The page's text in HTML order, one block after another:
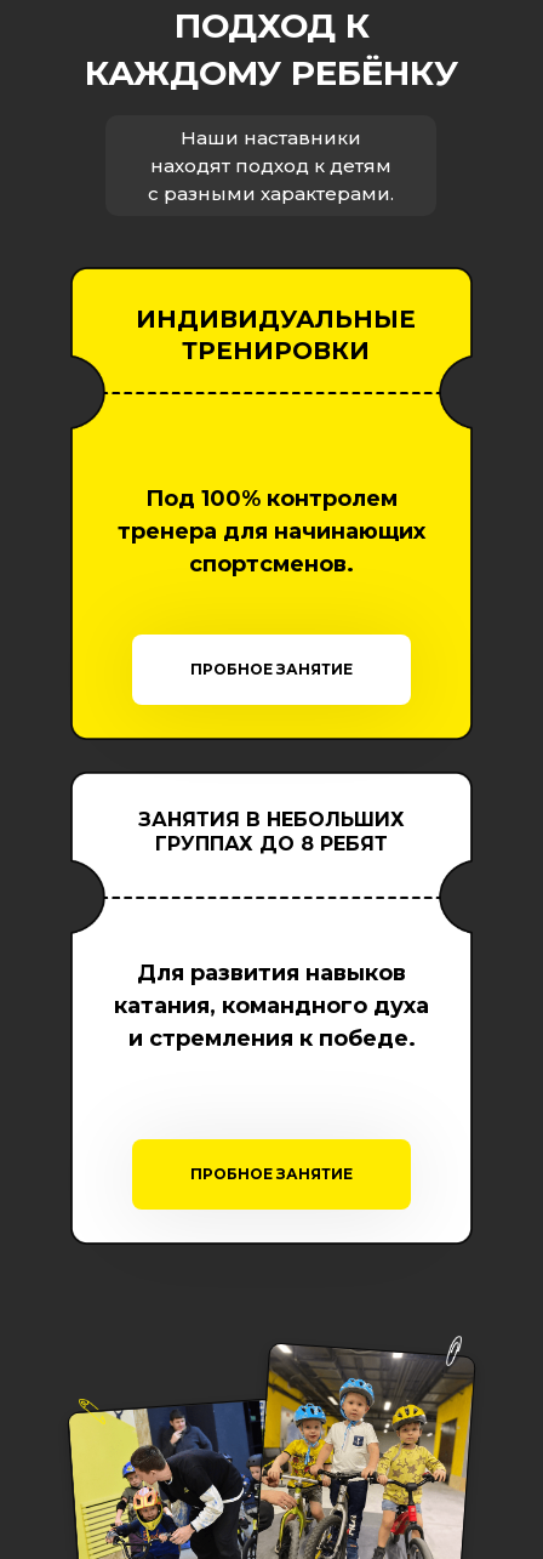
ПОДХОД К
КАЖДОМУ РЕБЁНКУ
Наши наставники
находят подход к детям
с разными характерами.
ИНДИВИДУАЛЬНЫЕ
ТРЕНИРОВКИ
Под 100% контролем
тренера для начинающих
спортсменов.
ПРОБНОЕ ЗАНЯТИЕ
ЗАНЯТИЯ В НЕБОЛЬШИХ
ГРУППАХ ДО 8 РЕБЯТ
Для развития навыков
катания, командного духа
и стремления к победе.
ПРОБНОЕ ЗАНЯТИЕ